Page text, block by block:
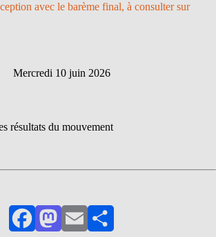
avec le barème final, à consulter sur
Mercredi 10 juin 2026
résultats du mouvement
FacebookMastodon
EmailPartager